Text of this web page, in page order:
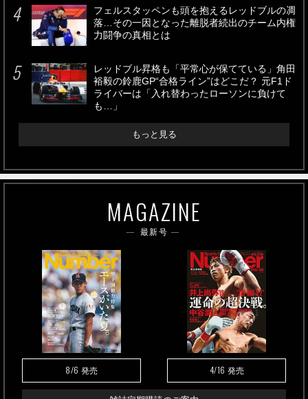
フェルスタッペンも頭を抱えるレッドブルの凋
落…その一因となった離脱者続出のチーム内権
力闘争の真相とは
レッドブル昇格も「平常心が保てている」角田
裕毅の鈴鹿GP“合格ライン”はどこだ？ 元F1ド
ライバーは「入れ替わったローソンに負けて
も…」
もっと見る
MAGAZINE
最新号
8/6 発売 4/16 発売